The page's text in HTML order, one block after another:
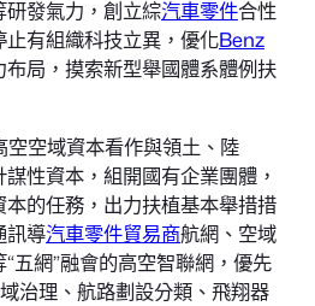
研發氣力，創立綜汽車零件合性
止有組織科技立異，優化Benz
局，摸索新型舉國體系體例扶
空空域資本看作與領土、陸
性資本，組開國有企業團體，
的任務，出力扶植基本舉措措
訊導汽車零件貿易商航網、空域
五網”融會的高空智聯網，優先
治理、航路劃設分類、飛翔器